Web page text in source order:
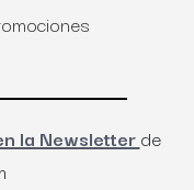
la Newsletterde